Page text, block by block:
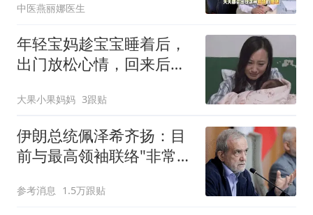
中医燕丽娜医生
年轻宝妈趁宝宝睡着后，
出门放松心情，回来后宝
大果小果妈妈 3跟贴
伊朗总统佩泽希齐扬：目
前与最高领袖联络"非常困
参考消息 1.5万跟贴